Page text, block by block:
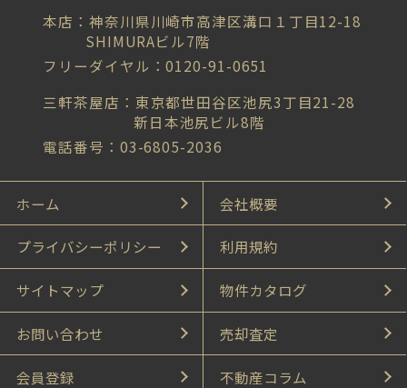
本店：神奈川県川崎市高津区溝口１丁目12-18
SHIMURAビル7階
フリーダイヤル：0120-91-0651
三軒茶屋店：東京都世田谷区池尻3丁目21-28
新日本池尻ビル8階
電話番号：03-6805-2036
ホーム 会社概要
プライバシーポリシー 利用規約
サイトマップ 物件カタログ
お問い合わせ 売却査定
会員登録 不動産コラム